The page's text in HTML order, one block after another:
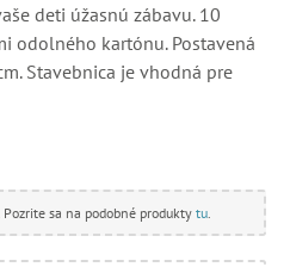
deti úžasnú zábavu. 10
odolného kartónu. Postavená
Stavebnica je vhodná pre
sa na podobné produkty tu